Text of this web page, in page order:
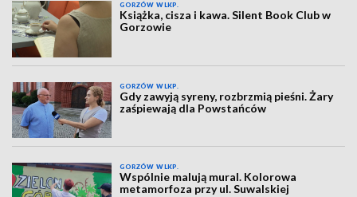
GORZÓW WLKP.
Książka, cisza i kawa. Silent Book Club w
Gorzowie
GORZÓW WLKP.
Gdy zawyją syreny, rozbrzmią pieśni. Żary
zaśpiewają dla Powstańców
GORZÓW WLKP.
Wspólnie malują mural. Kolorowa
metamorfoza przy ul. Suwalskiej